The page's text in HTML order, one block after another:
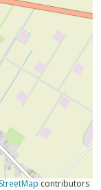
contributors